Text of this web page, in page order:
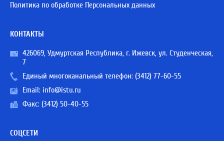
Политика по обработке Персональных данных
КОНТАКТЫ
426069, Удмуртская Республика, г. Ижевск, ул. Студенческая,
7
Единый многоканальный телефон: (3412) 77-60-55
Email: info@istu.ru
Факс: (3412) 50-40-55
СОЦСЕТИ